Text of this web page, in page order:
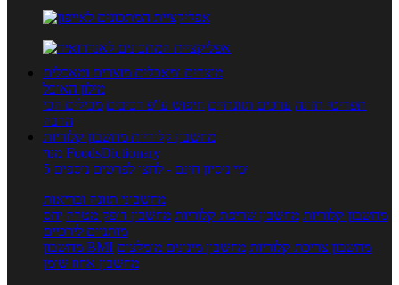
מוצרים ומאכלים מוצרים ומאכלים
מילון האוכל
תפריטי תזונה ערכים תזונתיים חיפוש ע"פ רכיבים מכילים הכי
הרבה
מחשבון קלוריות מחשבון קלוריות
מנוי FoodsDictionary
5 ימי ניסיון חינם - לחצו לפרטים נוספים
מחשבוני תזונה ובריאות
מחשבון קלוריות מחשבון שריפת קלוריות מחשבון דופק מטרה יחס
מותניים לירכיים
מחשבון BMI
מחשבון צריכת קלוריות מחשבון מינונים מומלצים
מחשבון אחוז שומן